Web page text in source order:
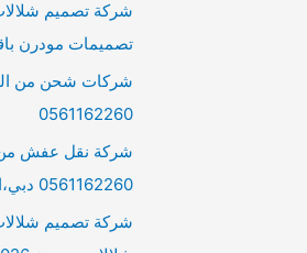
تصميمات مودرن
شركات شحن من
0561162260
شركة نقل عفش من
0561162260 دبي،العين،ابوظبي،الشارقة